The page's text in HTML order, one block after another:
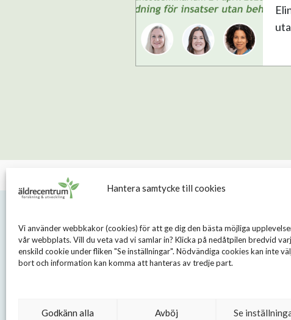
Hantera samtycke till cookies
Vi använder webbkakor (cookies) för att ge dig den bästa möjliga
vår webbplats. Vill du veta vad vi samlar in? Klicka på nedåtpilen bredvid
enskild cookie under fliken "Se inställningar". Nödvändiga cookies kan inte
bort och information kan komma att hanteras av tredje part.
Godkänn alla Avböj Se
Sveavägen